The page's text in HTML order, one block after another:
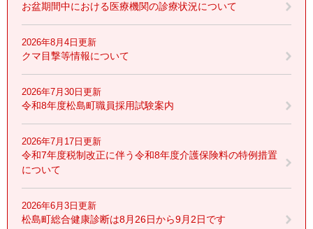
お盆期間中における医療機関の診療状況について
2026年8月4日更新
クマ目撃等情報について
2026年7月30日更新
令和8年度松島町職員採用試験案内
2026年7月17日更新
令和7年度税制改正に伴う令和8年度介護保険料の特例措置
について
2026年6月3日更新
松島町総合健康診断は8月26日から9月2日です